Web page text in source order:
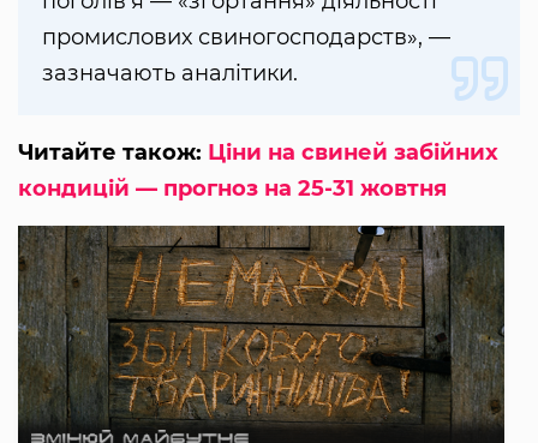
промислових свиногосподарств», —
зазначають аналітики.
Читайте також: Ціни на свиней забійних
кондицій — прогноз на 25-31 жовтня